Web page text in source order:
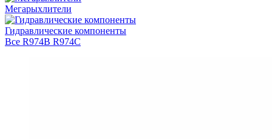
Мегарыхлители
Гидравлические компоненты
Все R974B R974C